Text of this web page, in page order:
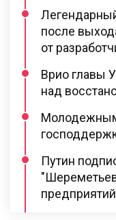
после
от
Врио главы
над
Путин
предприятий